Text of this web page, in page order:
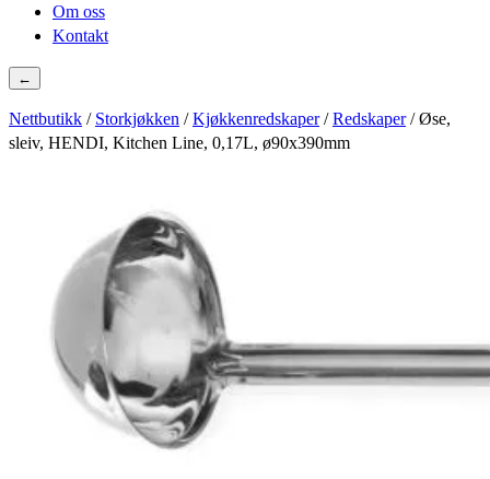
Om oss
Kontakt
←
Nettbutikk / Storkjøkken /Kjøkkenredskaper/Redskaper/ Øse,
sleiv, HENDI, Kitchen Line, 0,17L, ø90x390mm